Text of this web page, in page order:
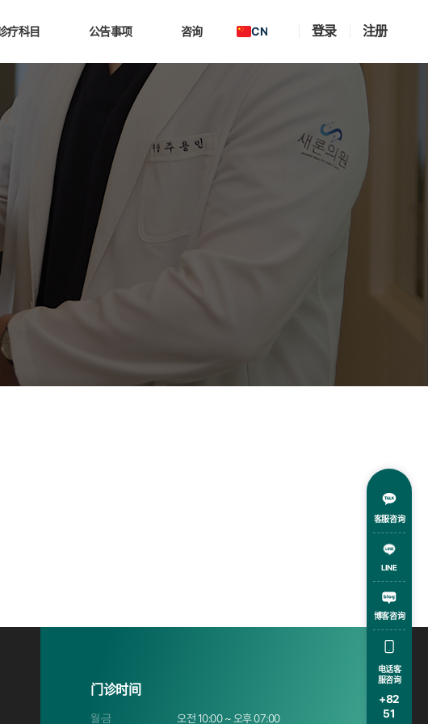
疗科目 公告事项 咨询 CN 登录 注册
门诊时间
월·금 오전 10:00 ~ 오후 07:00
客服咨询
LINE
博客咨询
电话客
服咨询
+82
51